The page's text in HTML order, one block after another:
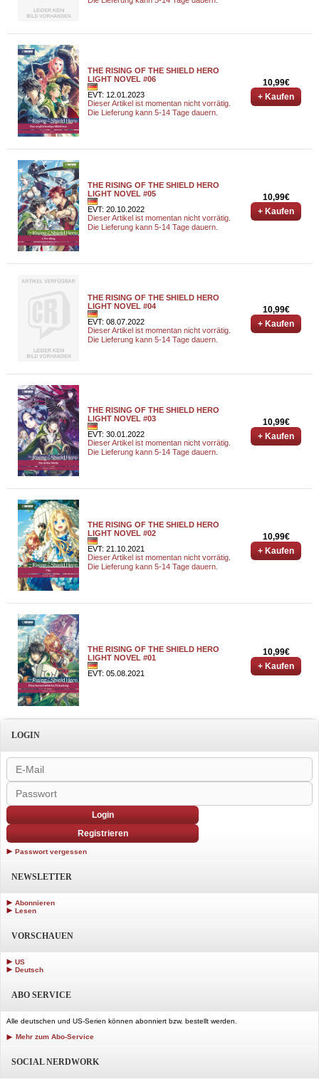
THE RISING OF THE SHIELD HERO
LIGHT NOVEL #06
EVT: 12.01.2023
Dieser Artikel ist momentan nicht vorrätig.
Die Lieferung kann 5-14 Tage dauern.
10,99€
+ Kaufen
THE RISING OF THE SHIELD HERO
LIGHT NOVEL #05
EVT: 20.10.2022
Dieser Artikel ist momentan nicht vorrätig.
Die Lieferung kann 5-14 Tage dauern.
10,99€
+ Kaufen
THE RISING OF THE SHIELD HERO
LIGHT NOVEL #04
EVT: 08.07.2022
Dieser Artikel ist momentan nicht vorrätig.
Die Lieferung kann 5-14 Tage dauern.
10,99€
+ Kaufen
THE RISING OF THE SHIELD HERO
LIGHT NOVEL #03
EVT: 30.01.2022
Dieser Artikel ist momentan nicht vorrätig.
Die Lieferung kann 5-14 Tage dauern.
10,99€
+ Kaufen
THE RISING OF THE SHIELD HERO
LIGHT NOVEL #02
EVT: 21.10.2021
Dieser Artikel ist momentan nicht vorrätig.
Die Lieferung kann 5-14 Tage dauern.
10,99€
+ Kaufen
THE RISING OF THE SHIELD HERO
LIGHT NOVEL #01
EVT: 05.08.2021
10,99€
+ Kaufen
LOGIN
Login
Registrieren
Passwort vergessen
NEWSLETTER
Abonnieren
Lesen
VORSCHAUEN
US
Deutsch
ABO SERVICE
Alle deutschen und US-Serien können abonniert bzw. bestellt werden.
Mehr zum Abo-Service
SOCIAL NERDWORK